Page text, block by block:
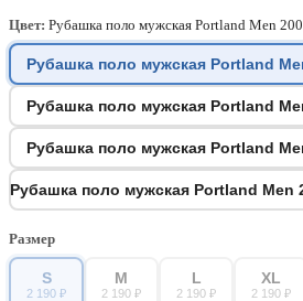
Цвет: Рубашка поло мужская Portland Men
Рубашка поло мужская Portland
Рубашка поло мужская Portland
Рубашка поло мужская Portland
Рубашка поло мужская Portland Men
Размер
S
2 190 ₽
M
2 190 ₽
L
2 190 ₽
XL
2 190 ₽